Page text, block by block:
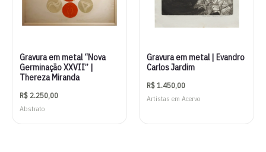
Gravura em metal “Nova
Germinação XXVII” |
Thereza Miranda
R$ 2.250,00
Abstrato
Gravura em metal | Evandro
Carlos Jardim
R$1.450,00
Artistas em Acervo